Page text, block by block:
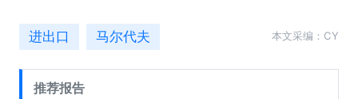
进出口 马尔代夫 本文采编：CY
推荐报告